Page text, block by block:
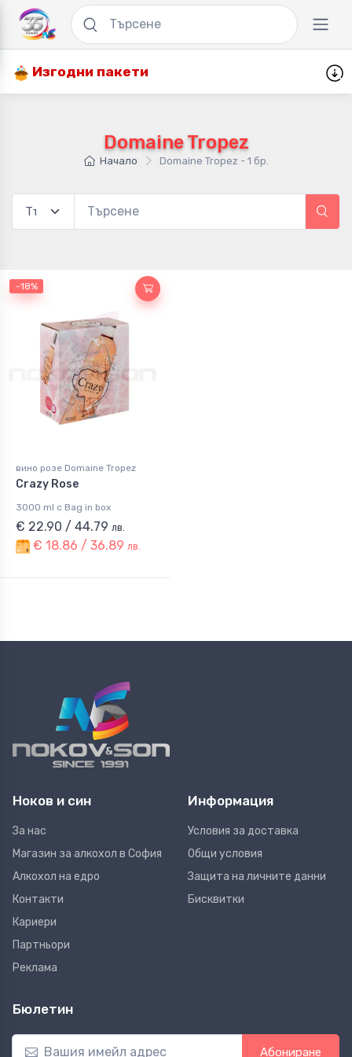
Изгодни пакети
Domaine Tropez
Начало Domaine Tropez - 1 бр.
-18%
вино розе Domaine Tropez
Crazy Rose
3000 ml с Bag in box
€ 22.90 / 44.79 лв.
€ 18.86 / 36.89 лв.
Ноков и син
За нас
Магазин за алкохол в София
Алкохол на едро
Контакти
Кариери
Партньори
Реклама
Информация
Условия за доставка
Общи условия
Защита на личните данни
Бисквитки
Бюлетин
Абониране